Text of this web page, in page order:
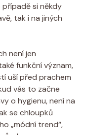
si někdy
tak i na jiných
není jen
funkční význam,
uší před prachem
vás to začne
o hygienu, není na
se chloupků
„módní trend“,